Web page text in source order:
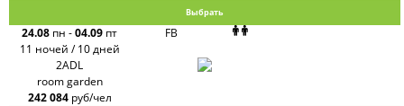
Выбрать
24.08 пн -04.09 пт
11 ночей / 10 дней
FB
2ADL
room garden
242 084 руб/чел